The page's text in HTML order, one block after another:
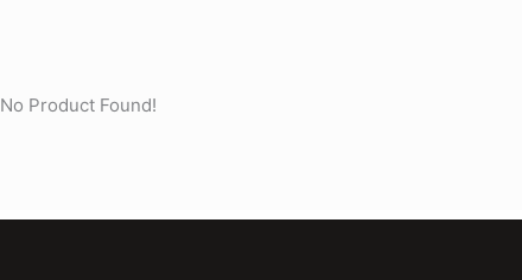
No Product Found!